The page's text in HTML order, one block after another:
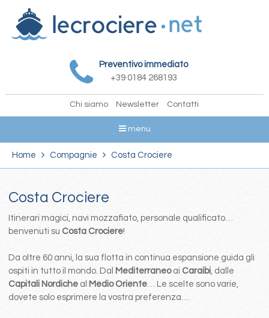
Preventivo immediato
+39 0184 268193
Chi siamo Newsletter Contatti
menu
Home Compagnie Costa Crociere
Costa Crociere
Itinerari magici, navi mozzafiato, personale qualificato…
benvenuti su Costa Crociere!
Da oltre 60 anni, la sua flotta in continua espansione guida gli
ospiti in tutto il mondo. Dal Mediterraneo ai Caraibi, dalle
Capitali Nordicheal Medio Oriente… Le scelte sono varie,
dovete solo esprimere la vostra preferenza…